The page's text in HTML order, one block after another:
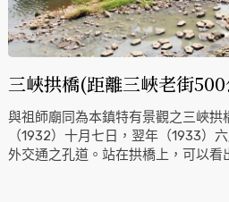
三峽拱橋(距離三峽老街
與祖師廟同為本鎮特有景觀之三峽拱
（1932）十月七日，翌年（1933）
外交通之孔道。站在拱橋上，可以
下是三峽最重要的溪流之三峽溪；
立；右邊建築物密集處極為本鎮之